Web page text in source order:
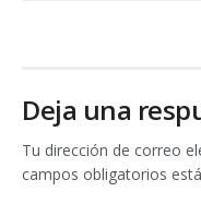
Deja una
Tu dirección de correo
campos obligatorios